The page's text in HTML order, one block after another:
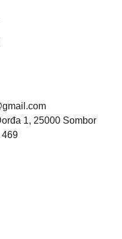
1, 25000 Sombor